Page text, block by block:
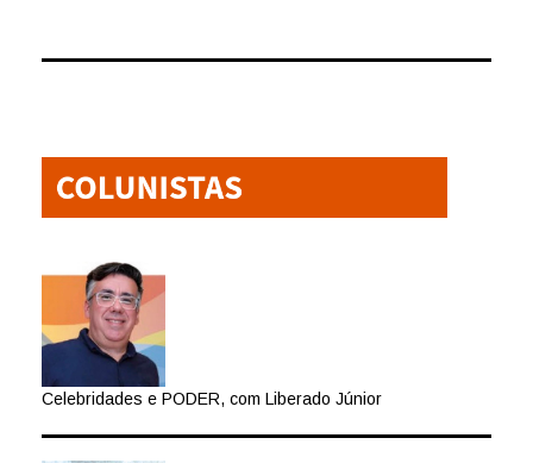
Celebridades e PODER, com Liberado Júnior